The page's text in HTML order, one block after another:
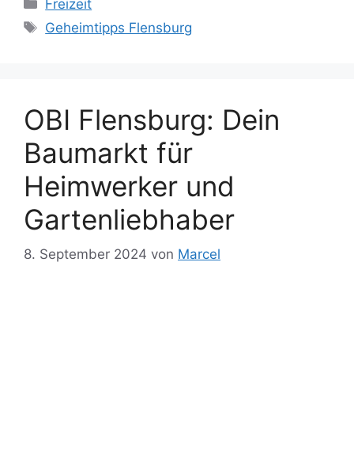
Freizeit
Schlagwörter
Geheimtipps Flensburg
OBI Flensburg: Dein
Baumarkt für
Heimwerker und
Gartenliebhaber
8. September 2024 von Marcel